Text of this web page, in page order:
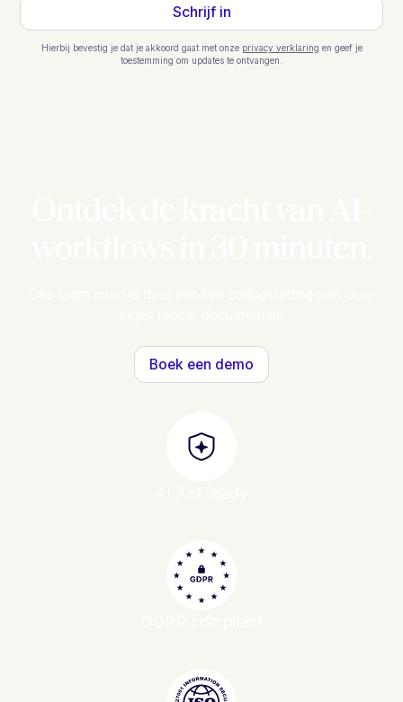
Hierbij bevestig je dat je akkoord gaat met onze privacy verklaring en geef je
toestemming om updates te ontvangen.
Boek een demo